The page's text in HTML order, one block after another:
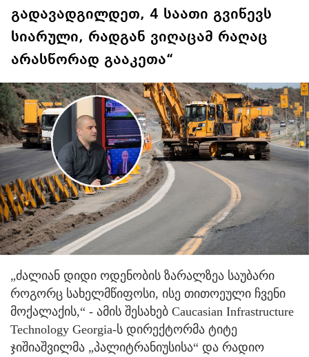
გადავადგილდეთ, 4 საათი გვიწევს
სიარული, რადგან ვიღაცამ რაღაც
არასწორად გააკეთა“
„ძალიან დიდი ოდენობის ზარალზეა საუბარი
როგორც სახელმწიფოსი, ისე თითოეული ჩვენი
მოქალაქის,“ - ამის შესახებ Caucasian Infrastructure
Technology Georgia-ს დირექტორმა ტიტე
ჯიშიაშვილმა „პალიტრანიუსისა“ და რადიო